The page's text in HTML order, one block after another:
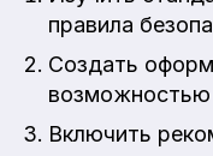
правила
Создать
возможностью
Включить